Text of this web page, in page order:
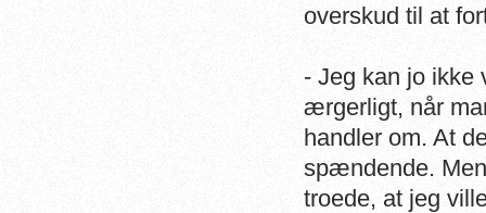
overskud til at
- Jeg kan jo ikke
ærgerligt, når
handler om. At
spændende.
troede, at jeg